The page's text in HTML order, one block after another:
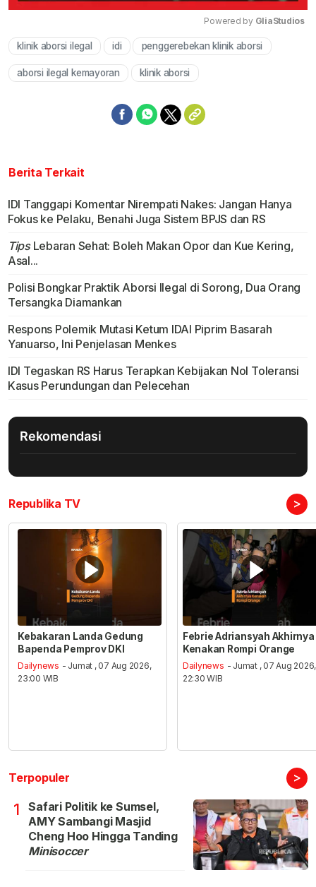
Mute
Powered by GliaStudios
klinik aborsi ilegal idi penggerebekan klinik aborsi
aborsi ilegal kemayoran klinik aborsi
Berita Terkait
IDI Tanggapi Komentar Nirempati Nakes: Jangan Hanya
Fokus ke Pelaku, Benahi Juga Sistem BPJS dan RS
TipsLebaran Sehat: Boleh Makan Opor dan Kue Kering,
Asal...
Polisi Bongkar Praktik Aborsi Ilegal di Sorong, Dua Orang
Tersangka Diamankan
Respons Polemik Mutasi Ketum IDAI Piprim Basarah
Yanuarso, Ini Penjelasan Menkes
IDI Tegaskan RS Harus Terapkan Kebijakan Nol Toleransi
Kasus Perundungan dan Pelecehan
Rekomendasi
Republika TV >
Kebakaran Landa Gedung
Bapenda Pemprov DKI
Dailynews - Jumat , 07 Aug 2026,
23:00 WIB
Febrie Adriansyah Akhirnya
Kenakan Rompi Orange
Dailynews - Jumat , 07 Aug 2026,
22:30 WIB
Terpopuler >
1
Safari Politik ke Sumsel,
AMY Sambangi Masjid
Cheng Hoo Hingga Tanding
Minisoccer